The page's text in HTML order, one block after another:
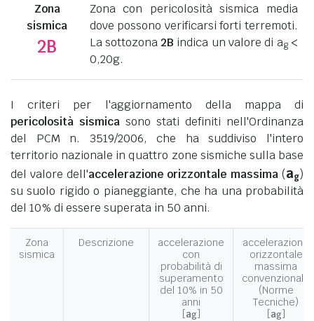
Zona
sismica
2B
Zona con pericolosità sismica media
dove possono verificarsi forti terremoti.
La sottozona 2B indica un valore di ag<
0,20g.
I criteri per l'aggiornamento della mappa di
pericolosità sismica sono stati definiti nell'Ordinanza
del PCM n. 3519/2006, che ha suddiviso l'intero
territorio nazionale in quattro zone sismiche sulla base
del valore dell'accelerazione orizzontale massima (ag)
su suolo rigido o pianeggiante, che ha una probabilità
del 10% di essere superata in 50 anni.
Zona
sismica
Descrizione
accelerazione
con
probabilità di
superamento
del 10% in 50
anni
[ag]
accelerazione
orizzontale
massima
convenzionale
(Norme
Tecniche)
[ag]